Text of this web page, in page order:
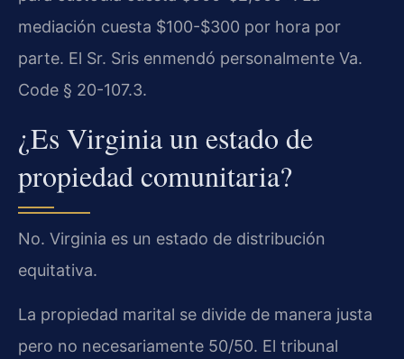
mediación cuesta $100-$300 por hora por
parte. El Sr. Sris enmendó personalmente Va.
Code § 20-107.3.
¿Es Virginia un estado de
propiedad comunitaria?
No. Virginia es un estado de distribución
equitativa.
La propiedad marital se divide de manera justa
pero no necesariamente 50/50. El tribunal